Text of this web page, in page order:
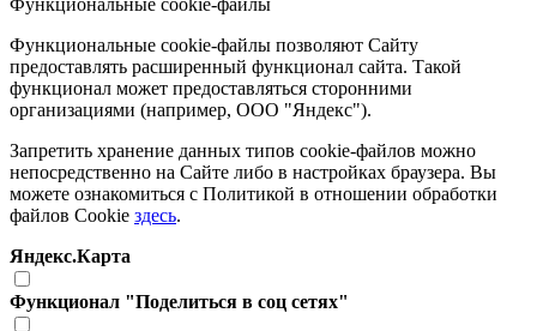
Функциональные cookie-файлы позволяют Сайту
предоставлять расширенный функционал сайта. Такой
функционал может предоставляться сторонними
организациями (например, ООО "Яндекс").
Запретить хранение данных типов cookie-файлов можно
непосредственно на Сайте либо в настройках браузера. Вы
можете ознакомиться с Политикой в отношении обработки
файлов Cookie здесь.
Яндекс.Карта
Функционал "Поделиться в соц сетях"